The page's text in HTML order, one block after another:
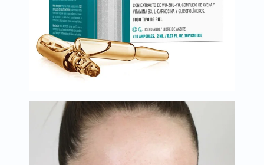
فيتامين
ج
فيتامين
هـ
المعادن
المغنيسيوم